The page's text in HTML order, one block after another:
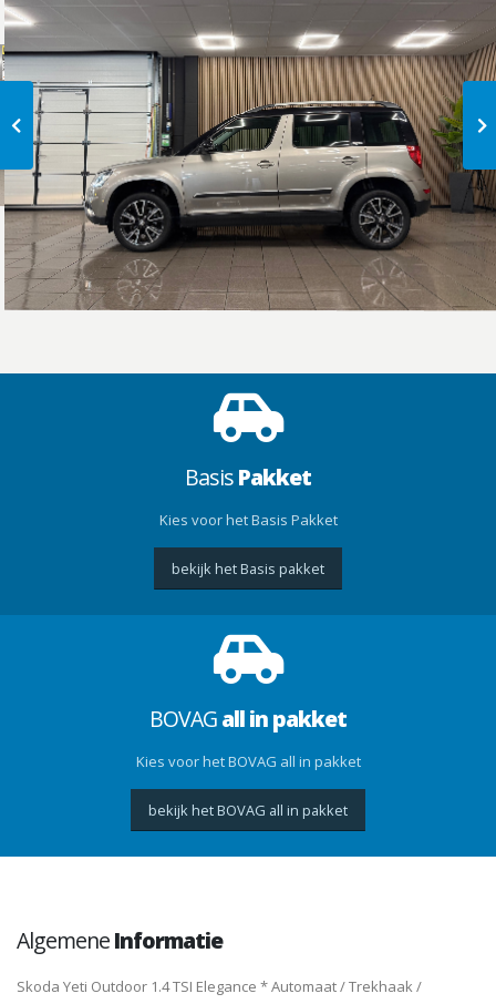
BasisPakket
Kies voor het Basis Pakket
bekijk het Basis pakket
BOVAGall in pakket
Kies voor het BOVAG all in pakket
bekijk het BOVAG all in pakket
AlgemeneInformatie
Skoda Yeti Outdoor 1.4 TSI Elegance * Automaat / Trekhaak /